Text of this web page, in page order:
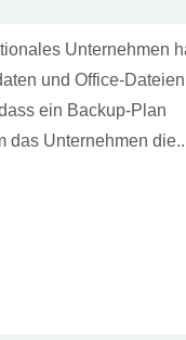
Unternehmen
und Office-Dateien
ein Backup-Plan
das Unternehmen